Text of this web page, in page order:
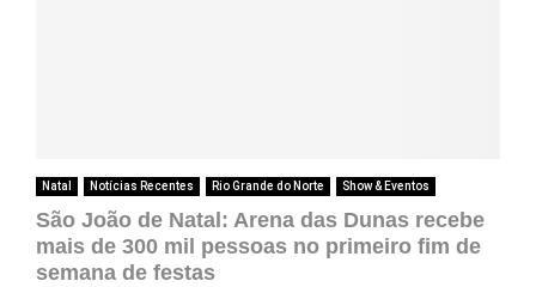
Natal Notícias Recentes Rio Grande do Norte Show & Eventos
São João de Natal: Arena das Dunas recebe
mais de 300 mil pessoas no primeiro fim de
semana de festas